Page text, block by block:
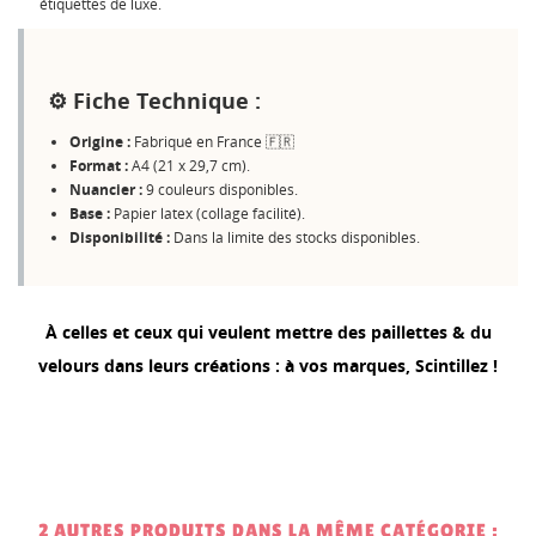
étiquettes de luxe.
⚙️ Fiche Technique :
Origine : Fabriqué en France 🇫🇷
Format :A4 (21 x 29,7 cm).
Nuancier :9 couleurs disponibles.
Base : Papier latex (collage facilité).
Disponibilité : Dans la limite des stocks disponibles.
À celles et ceux qui veulent mettre des paillettes & du
velours dans leurs créations : à vos marques, Scintillez !
2 AUTRES PRODUITS DANS LA MÊME CATÉGORIE :